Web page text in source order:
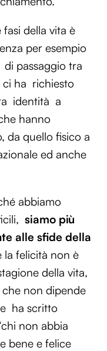
fasi della vita è
per esempio
passaggio tra
ci ha richiesto
identità a
hanno
da quello fisico a
ed anche
abbiamo
siamo più
alle sfide della
la felicità non è
della vita,
non dipende
ha scritto
non abbia
bene e felice